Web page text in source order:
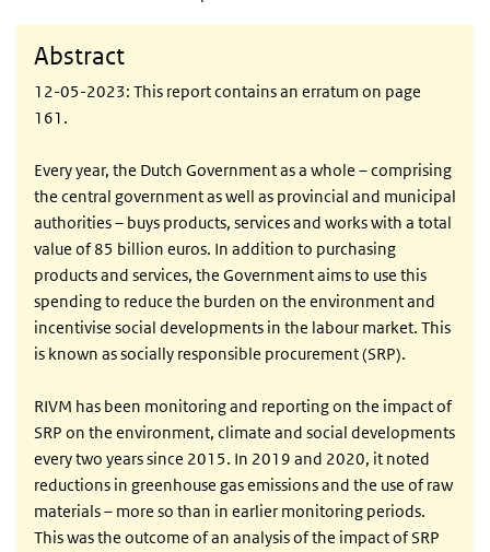
Abstract
12-05-2023: This report contains an erratum on page
161.
Every year, the Dutch Government as a whole – comprising
the central government as well as provincial and municipal
authorities – buys products, services and works with a total
value of 85 billion euros. In addition to purchasing
products and services, the Government aims to use this
spending to reduce the burden on the environment and
incentivise social developments in the labour market. This
is known as socially responsible procurement (SRP).
RIVM has been monitoring and reporting on the impact of
SRP on the environment, climate and social developments
every two years since 2015. In 2019 and 2020, it noted
reductions in greenhouse gas emissions and the use of raw
materials – more so than in earlier monitoring periods.
This was the outcome of an analysis of the impact of SRP